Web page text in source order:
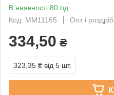
В наявності 80 од.
Код: ММ11165
Опт і роздріб
334,50 ₴
323,35 ₴ від 5 шт.